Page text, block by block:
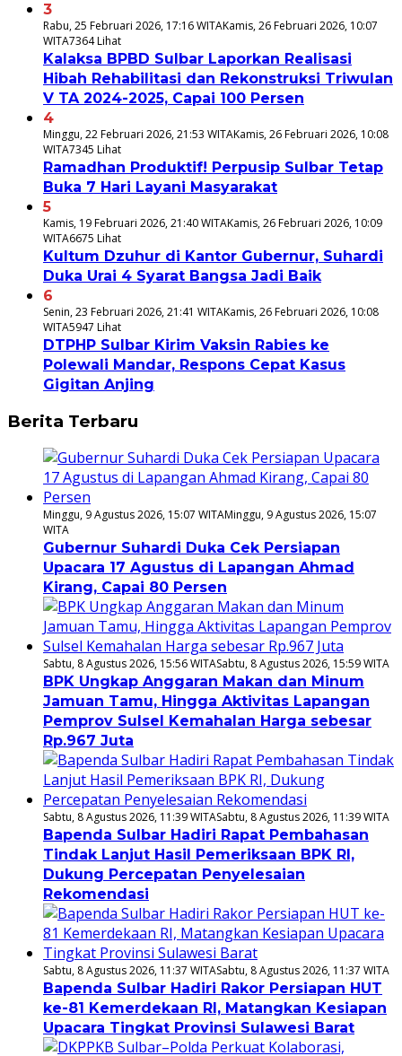
3
Rabu, 25 Februari 2026, 17:16 WITAKamis, 26 Februari 2026, 10:07
WITA7364 Lihat
Kalaksa BPBD Sulbar Laporkan Realisasi
Hibah Rehabilitasi dan Rekonstruksi Triwulan
V TA 2024-2025, Capai 100 Persen
4
Minggu, 22 Februari 2026, 21:53 WITAKamis, 26 Februari 2026, 10:08
WITA7345 Lihat
Ramadhan Produktif! Perpusip Sulbar Tetap
Buka 7 Hari Layani Masyarakat
5
Kamis, 19 Februari 2026, 21:40 WITAKamis, 26 Februari 2026, 10:09
WITA6675 Lihat
Kultum Dzuhur di Kantor Gubernur, Suhardi
Duka Urai 4 Syarat Bangsa Jadi Baik
6
Senin, 23 Februari 2026, 21:41 WITAKamis, 26 Februari 2026, 10:08
WITA5947 Lihat
DTPHP Sulbar Kirim Vaksin Rabies ke
Polewali Mandar, Respons Cepat Kasus
Gigitan Anjing
Berita Terbaru
Minggu, 9 Agustus 2026, 15:07 WITAMinggu, 9 Agustus 2026, 15:07
WITA
Gubernur Suhardi Duka Cek Persiapan
Upacara 17 Agustus di Lapangan Ahmad
Kirang, Capai 80 Persen
Sabtu, 8 Agustus 2026, 15:56 WITASabtu, 8 Agustus 2026, 15:59 WITA
BPK Ungkap Anggaran Makan dan Minum
Jamuan Tamu, Hingga Aktivitas Lapangan
Pemprov Sulsel Kemahalan Harga sebesar
Rp.967 Juta
Sabtu, 8 Agustus 2026, 11:39 WITASabtu, 8 Agustus 2026, 11:39 WITA
Bapenda Sulbar Hadiri Rapat Pembahasan
Tindak Lanjut Hasil Pemeriksaan BPK RI,
Dukung Percepatan Penyelesaian
Rekomendasi
Sabtu, 8 Agustus 2026, 11:37 WITASabtu, 8 Agustus 2026, 11:37 WITA
Bapenda Sulbar Hadiri Rakor Persiapan HUT
ke-81 Kemerdekaan RI, Matangkan Kesiapan
Upacara Tingkat Provinsi Sulawesi Barat